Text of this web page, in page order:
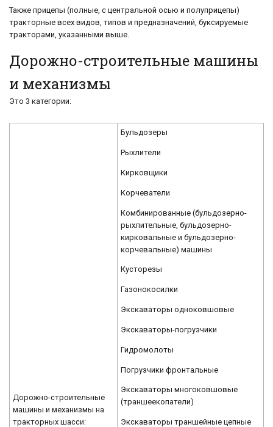
Также прицепы (полные, с центральной осью и полуприцепы)
тракторные всех видов, типов и предназначений, буксируемые
тракторами, указанными выше.
Дорожно-строительные машины
и механизмы
Это 3 категории:
Дорожно-строительные
машины и механизмы на
тракторных шасси:
Бульдозеры
Рыхлители
Кирковщики
Корчеватели
Комбинированные (бульдозерно-
рыхлительные, бульдозерно-
кирковальные и бульдозерно-
корчевальные) машины
Кусторезы
Газонокосилки
Экскаваторы одноковшовые
Экскаваторы-погрузчики
Гидромолоты
Погрузчики фронтальные
Экскаваторы многоковшовые
(траншеекопатели)
Экскаваторы траншейные цепные